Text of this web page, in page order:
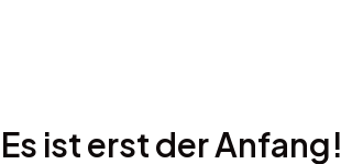
Es ist erst der Anfang!